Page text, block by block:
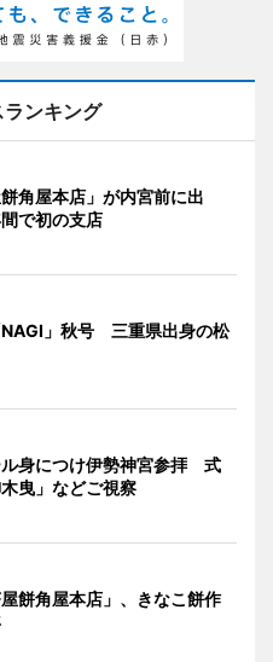
ンキング
角屋本店」が内宮前に出
で初の支店
NAGI」秋号 三重県出身の松
身につけ伊勢神宮参拝 式
曳」などご視察
餅角屋本店」、きなこ餅作